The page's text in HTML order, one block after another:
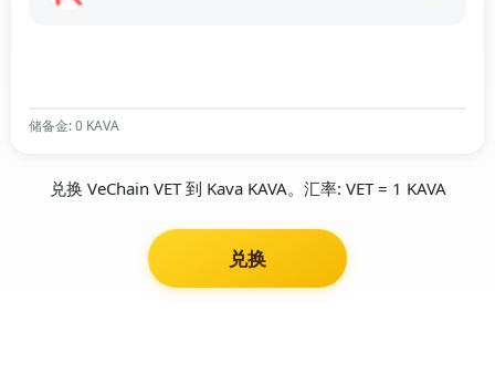
储备金: 0 KAVA
兑换 VeChain VET 到 Kava KAVA。汇率: VET = 1 KAVA
兑换